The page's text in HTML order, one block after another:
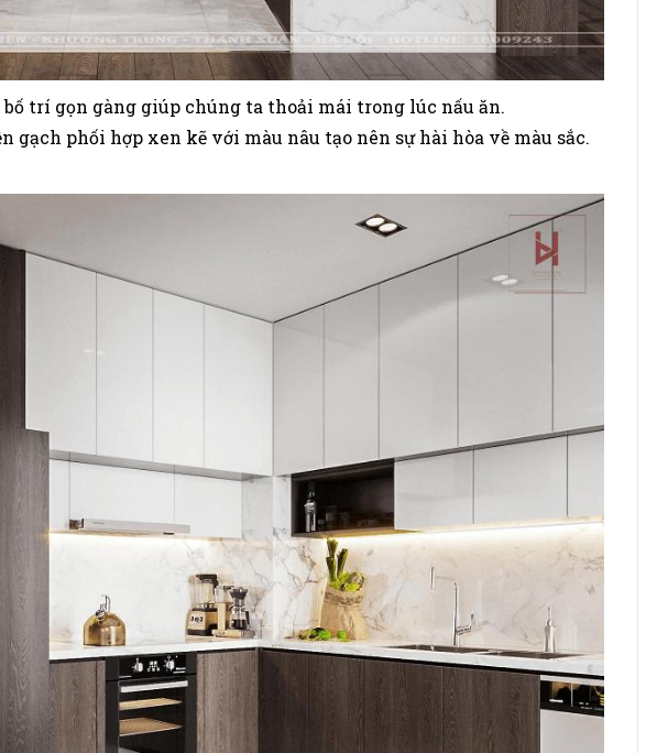
trí gọn gàng giúp chúng ta thoải mái trong lúc nấu ăn.
gạch phối hợp xen kẽ với màu nâu tạo nên sự hài hòa về màu sắc.